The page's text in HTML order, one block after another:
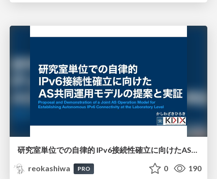
研究室単位での自律的 IPv6接続性確立に向けたAS共同運用モデルの提案と実証
reokashiwa
PRO 0 190